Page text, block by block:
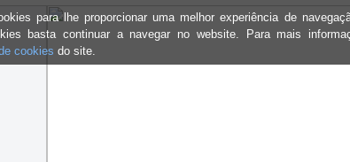
para lhe proporcionar uma melhor experiência de
basta continuar a navegar no website. Para mais
cookies do site.